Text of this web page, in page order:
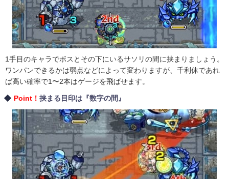
1手目のキャラでボスとその下にいるサソリの間に挟まりましょう。
ワンパンできるかは弱点などによって変わりますが、千利休であれ
ば高い確率で1〜2本はゲージを飛ばせます。
Point！ 挟まる目印は『数字の間』